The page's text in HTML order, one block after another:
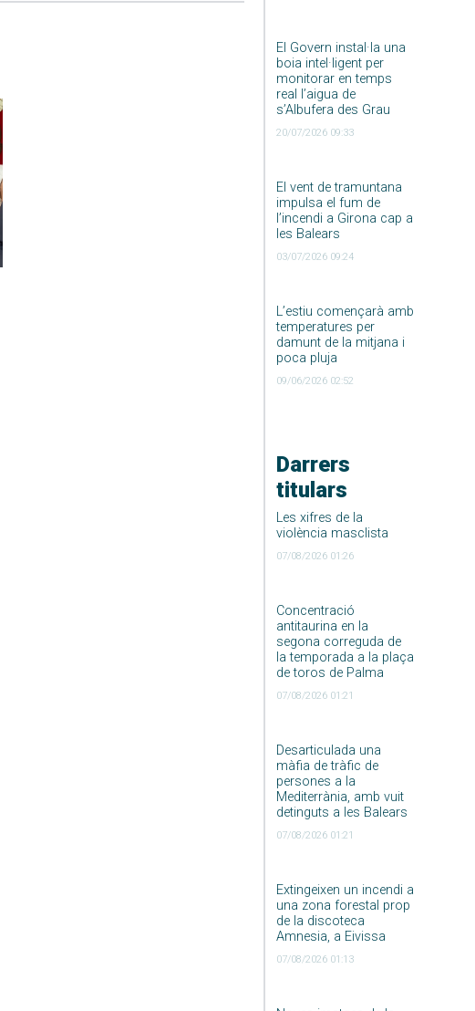
El Govern instal·la una
boia intel·ligent per
monitorar en temps
real l’aigua de
s’Albufera des Grau
20/07/2026 09:33
El vent de tramuntana
impulsa el fum de
l’incendi a Girona cap a
les Balears
03/07/2026 09:24
L’estiu començarà amb
temperatures per
damunt de la mitjana i
poca pluja
09/06/2026 02:52
Darrers
titulars
Les xifres de la
violència masclista
07/08/2026 01:26
Concentració
antitaurina en la
segona correguda de
la temporada a la plaça
de toros de Palma
07/08/2026 01:21
Desarticulada una
màfia de tràfic de
persones a la
Mediterrània, amb vuit
detinguts a les Balears
07/08/2026 01:21
Extingeixen un incendi a
una zona forestal prop
de la discoteca
Amnesia, a Eivissa
07/08/2026 01:13